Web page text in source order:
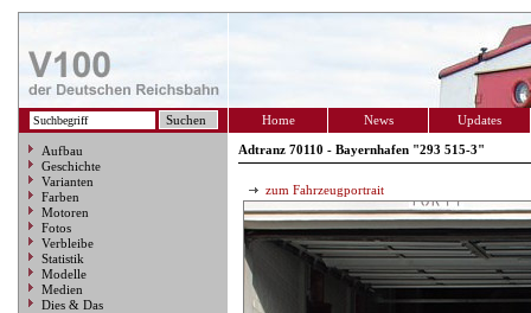
Home News Updates
Aufbau
Geschichte
Varianten
Farben
Motoren
Fotos
Verbleibe
Statistik
Modelle
Medien
Dies & Das
Adtranz 70110 - Bayernhafen "293 515-3"
zum Fahrzeugportrait